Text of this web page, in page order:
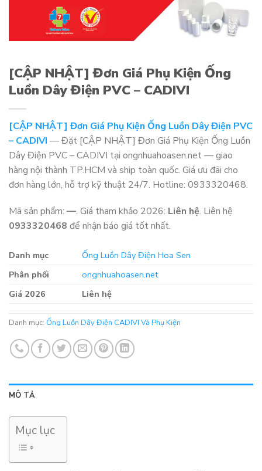
[CẬP NHẬT] Đơn Giá Phụ Kiện Ống
Luồn Dây Điện PVC – CADIVI
[CẬP NHẬT] Đơn Giá Phụ Kiện Ống Luồn Dây Điện PVC
– CADIVI — Đặt [CẬP NHẬT] Đơn Giá Phụ Kiện Ống Luồn
Dây Điện PVC – CADIVI tại ongnhuahoasen.net — giao
hàng nội thành TP.HCM và ship toàn quốc. Giá ưu đãi cho
đơn hàng lớn, hỗ trợ kỹ thuật 24/7. Hotline: 0933320468.
Mã sản phẩm: —. Giá tham khảo 2026: Liên hệ. Liên hệ
0933320468 để nhận báo giá tốt nhất.
Danh mục
Ống Luồn Dây Điện Hoa Sen
Phân phối
ongnhuahoasen.net
Giá 2026
Liên hệ
Danh mục: Ống Luồn Dây Điện CADIVI Và Phụ Kiện
MÔ TẢ
Mục lục